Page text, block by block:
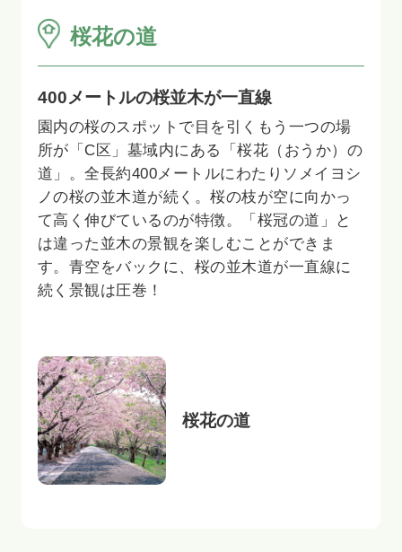
桜花の道
400メートルの桜並木が一直線
園内の桜のスポットで目を引くもう一つの場
所が「C区」墓域内にある「桜花（おうか）の
道」。全長約400メートルにわたりソメイヨシ
ノの桜の並木道が続く。桜の枝が空に向かっ
て高く伸びているのが特徴。「桜冠の道」と
は違った並木の景観を楽しむことができま
す。青空をバックに、桜の並木道が一直線に
続く景観は圧巻！
桜花の道